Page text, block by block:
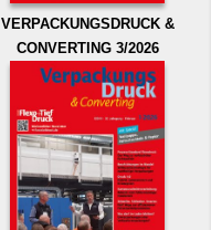
VERPACKUNGSDRUCK &
CONVERTING 3/2026